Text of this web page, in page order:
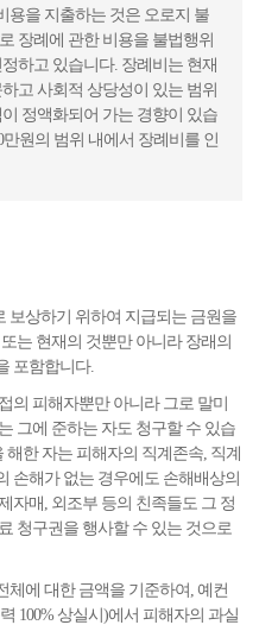
용을 지출하는 것은 오로지 불
장례에 관한 비용을 불법행위
하고 있습니다. 장례비는 현재
고 사회적 상당성이 있는 범위
정액화되어 가는 경향이 있습
만원의 범위 내에서 장례비를 인
보상하기 위하여 지급되는 금원을
는 현재의 것뿐만 아니라 장래의
포함합니다.
의 피해자뿐만 아니라 그로 말미
그에 준하는 자도 청구할 수 있습
한 자는 피해자의 직계존속, 직계
손해가 없는 경우에도 손해배상의
자매, 외조부 등의 친족들도 그 정
청구권을 행사할 수 있는 것으로
체에 대한 금액을 기준하여, 예컨
100% 상실시)에서 피해자의 과실